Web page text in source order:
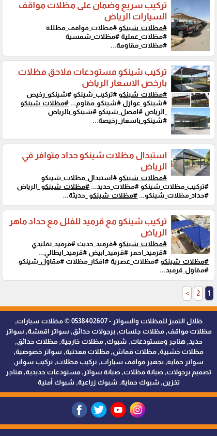
تركيب سريع وضمان على مظلات مواقف
السيارات الرياض
#مظلات_شينكو#مظلات_مواقف_مظللة
#مظلات_عملية #مظلات_شمسية
#مظلات_مقاومة...
تركيب شينكو مستودعات ملاحق مظلات
بارخص الاسعار الرياض
#مظلات_شينكو#تركيب_شينكو #شينكو_رخيص
#شينكو_عوازل #شينكو_مقاوم... #مظلات_شينكو
_الرياض #افضل_شينكو #شينكو_بالرياض
#شينكو_باسعار_رخيصة...
استبدال مظلات شينكو حداد متوافر في
الرياض
#مظلات_شينكو#استبدال_مظلات_شينكو
#تركيب_مظلات_شينكو #مظلات_حديد... #مظلات_شينكو _الرياض
#حداد_مظلات_شينكو... #مظلات_شينكو _حديثة...
تركيب شينكو مع قرميد للفلل مع حداد ماهر
الرياض
#مظلات_شينكو#قرميد_حديث #قرميد_تقليدي
#قرميد_احمر #قرميد_ابيض #قرميد_ايطالي...
#مظلات_شينكو#مظلات_عصرية #افكار_مظلات #مقاول_شينكو
#مقاول_قرميد...
1
2
>
ظلال التميز للمظلات والسواتر - 0538402607 © مظلات سيارات,
مظلات مواقف, مظلات جلسات, برجولات حدائق, سواتر اقمشة, سواتر
حديد, هناجر ومستودعات, شبوك, مظلات خارجية, مظلات حدائق,
مظلات خشبية, مظلات قماش, مظلات معدنية, سواتر خصوصية,
سواتر حماية, تجهيز مواقف سيارات, تركيب مظلات, تركيب سواتر,
تصميم برجولات, صيانة مظلات, صيانة سواتر, مستودعات حديدية, هناجر
تخزين, شبوك حماية, شبوك زراعية, شبوك أمنية